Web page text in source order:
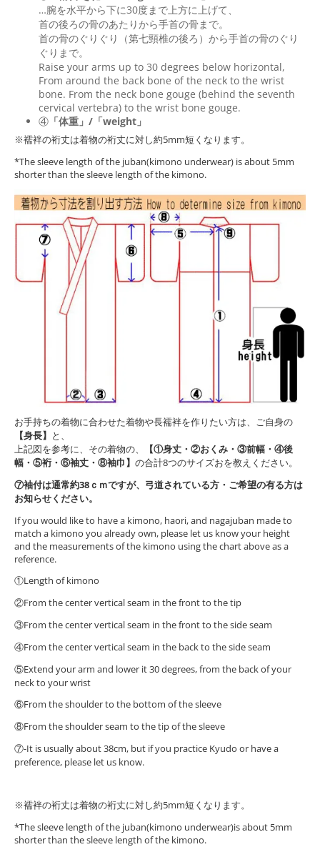
…腕を水平から下に30度まで上方に上げて、
首の後ろの骨のあたりから手首の骨まで。
首の骨のぐりぐり（第七頸椎の後ろ）から手首の骨のぐり
ぐりまで。
Raise your arms up to 30 degrees below horizontal,
From around the back bone of the neck to the wrist
bone. From the neck bone gouge (behind the seventh
cervical vertebra) to the wrist bone gouge.
④ 「体重」/「weight」
※襦袢の裄丈は着物の裄丈に対し約5mm短くなります。
*The sleeve length of the juban(kimono underwear) is about 5mm
shorter than the sleeve length of the kimono.
お手持ちの着物に合わせた着物や長襦袢を作りたい方は、ご自身の
【身長】 と、
上記図を参考に、その着物の、
【①身丈・②おくみ・③前幅・④後
幅・⑤裄・⑥袖丈・⑧袖巾】 の合計8つのサイズおを教えください。
⑦袖付は通常約38ｃｍですが、弓道されている方・ご希望の有る方は
お知らせください。
If you would like to have a kimono, haori, and nagajuban made to
match a kimono you already own, please let us know your height
and the measurements of the kimono using the chart above as a
reference.
①Length of kimono
②From the center vertical seam in the front to the tip
③From the center vertical seam in the front to the side seam
④From the center vertical seam in the back to the side seam
⑤Extend your arm and lower it 30 degrees, from the back of your
neck to your wrist
⑥From the shoulder to the bottom of the sleeve
⑧From the shoulder seam to the tip of the sleeve
⑦-It is usually about 38cm, but if you practice Kyudo or have a
preference, please let us know.
※襦袢の裄丈は着物の裄丈に対し約5mm短くなります。
*The sleeve length of the juban(kimono underwear)is about 5mm
shorter than the sleeve length of the kimono.